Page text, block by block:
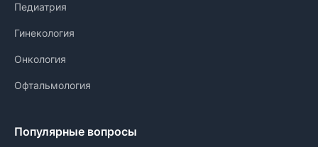
Педиатрия
Гинекология
Онкология
Офтальмология
Популярные вопросы